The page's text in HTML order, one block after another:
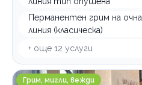
Перманентен грим на очна
линия (класическа)
+ още 12 услуги
Esthetic Center J'ADORE
Грим, мигли, вежди